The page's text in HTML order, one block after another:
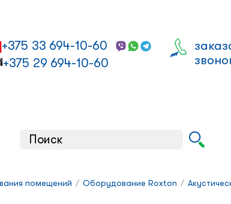
+375 33 694-10-60
+375 29 694-10-60
помещений / Оборудование Roxton /